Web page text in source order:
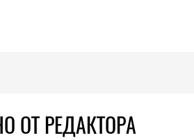
ОТ РЕДАКТОРА